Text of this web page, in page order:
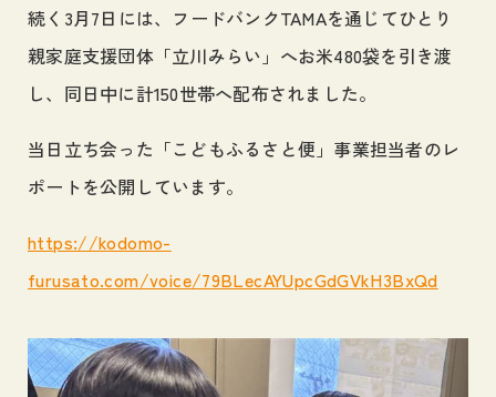
続く3月7日には、フードバンクTAMAを通じてひとり
親家庭支援団体「立川みらい」へお米480袋を引き渡
し、同日中に計150世帯へ配布されました。
当日立ち会った「こどもふるさと便」事業担当者のレ
ポートを公開しています。
https://kodomo-
furusato.com/voice/79BLecAYUpcGdGVkH3BxQd